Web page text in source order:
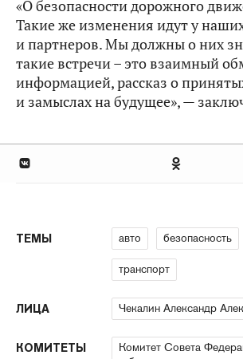
«О безопасности дорожного
Такие же изменения идут у
и партнеров. Мы должны о них
такие встречи – это взаимный
информацией, рассказ о
и замыслах на будущее», —
ТЕМЫ авто безопасность
транспорт
ЛИЦА Чекалин Александр
КОМИТЕТЫ
Комитет Совета